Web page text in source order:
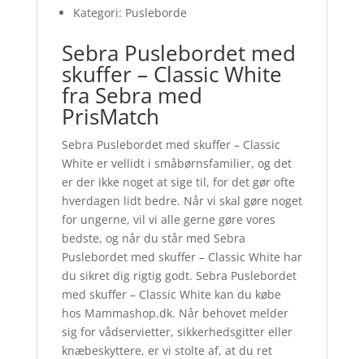
Kategori: Pusleborde
Sebra Puslebordet med
skuffer – Classic White
fra Sebra med
PrisMatch
Sebra Puslebordet med skuffer – Classic
White er vellidt i småbørnsfamilier, og det
er der ikke noget at sige til, for det gør ofte
hverdagen lidt bedre. Når vi skal gøre noget
for ungerne, vil vi alle gerne gøre vores
bedste, og når du står med Sebra
Puslebordet med skuffer – Classic White har
du sikret dig rigtig godt. Sebra Puslebordet
med skuffer – Classic White kan du købe
hos Mammashop.dk. Når behovet melder
sig for vådservietter, sikkerhedsgitter eller
knæbeskyttere, er vi stolte af, at du ret